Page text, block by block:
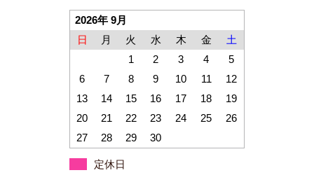
2026年 9月
日
月 火 水 木 金
土
1
2 3 4
5
6
7 8 9 10 11
12
13
14 15 16 17 18
19
20
21 22 23 24 25
26
27
28 29 30
定休日